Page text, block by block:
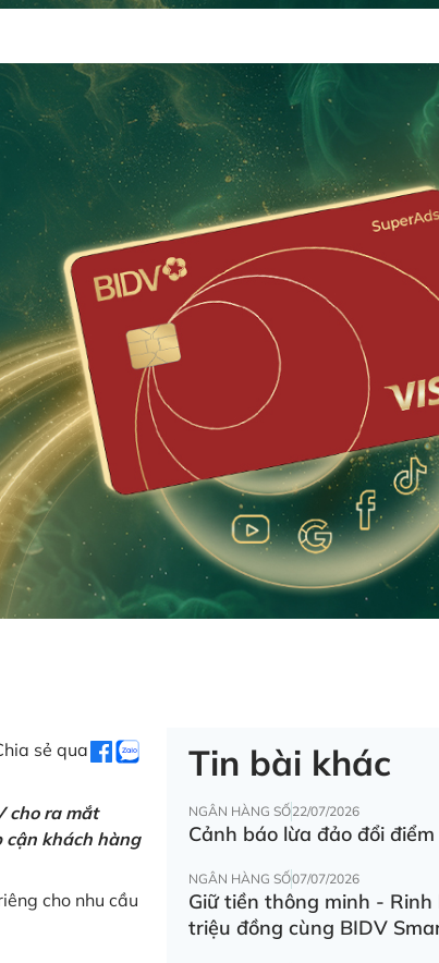
sẻ qua
cho ra mắt
cận khách hàng
cho nhu cầu
Tin bài khác
NGÂN HÀNG SỐ22/07/2026
Cảnh báo lừa đảo đổi
NGÂN HÀNG SỐ07/07/2026
Giữ tiền thông minh -
triệu đồng cùng BIDV